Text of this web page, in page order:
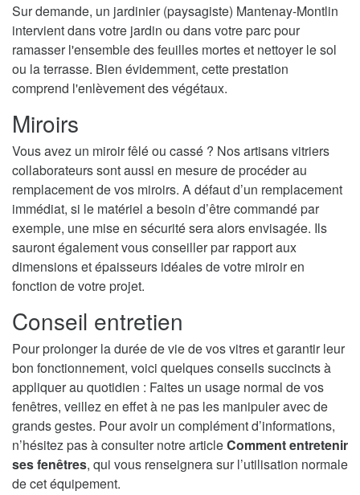
Sur demande, un jardinier (paysagiste) Mantenay-Montlin
intervient dans votre jardin ou dans votre parc pour
ramasser l'ensemble des feuilles mortes et nettoyer le sol
ou la terrasse. Bien évidemment, cette prestation
comprend l'enlèvement des végétaux.
Miroirs
Vous avez un miroir fêlé ou cassé ? Nos artisans vitriers
collaborateurs sont aussi en mesure de procéder au
remplacement de vos miroirs. A défaut d’un remplacement
immédiat, si le matériel a besoin d’être commandé par
exemple, une mise en sécurité sera alors envisagée. Ils
sauront également vous conseiller par rapport aux
dimensions et épaisseurs idéales de votre miroir en
fonction de votre projet.
Conseil entretien
Pour prolonger la durée de vie de vos vitres et garantir leur
bon fonctionnement, voici quelques conseils succincts à
appliquer au quotidien : Faites un usage normal de vos
fenêtres, veillez en effet à ne pas les manipuler avec de
grands gestes. Pour avoir un complément d’informations,
n’hésitez pas à consulter notre articleComment entretenir
ses fenêtres, qui vous renseignera sur l’utilisation normale
de cet équipement.